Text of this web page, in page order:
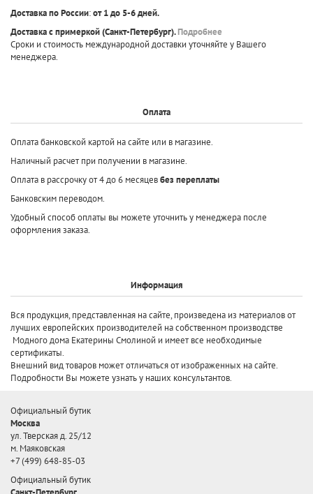
Доставка по России:от 1 до 5-6 дней.
Доставка с примеркой(Санкт-Петербург).Подробнее
Сроки и стоимость международной доставки уточняйте у Вашего
менеджера.
Оплата
Оплата банковской картой на сайте или в магазине.
Наличный расчет при получении в магазине.
Оплата в рассрочку от 4 до 6 месяцевбез переплаты
Банковским переводом.
Удобный способ оплаты вы можете уточнить у менеджера после
оформления заказа.
Информация
Вся продукция, представленная на сайте, произведена из материалов от
лучших европейских производителей на собственном производстве
Модного дома Екатерины Смолиной и имеет все необходимые
сертификаты.
Внешний вид товаров может отличаться от изображенных на сайте.
Подробности Вы можете узнать у наших консультантов.
Официальный бутик
Москва
ул. Тверская д. 25/12
м. Маяковская
+7 (499) 648-85-03
Официальный бутик